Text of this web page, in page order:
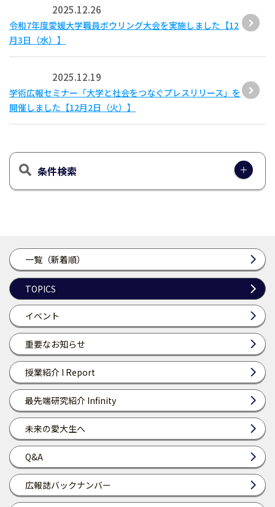
一覧（新着順）
TOPICS
イベント
重要なお知らせ
授業紹介 I Report
最先端研究紹介 Infinity
未来の愛大生へ
Q&A
広報誌バックナンバー
2025.12.26
令和7年度愛媛大学職員ボウリング大会を実施しました【12
月3日（水）】
2025.12.19
学術広報セミナー「大学と社会をつなぐプレスリリース」を
開催しました【12月2日（火）】
条件検索